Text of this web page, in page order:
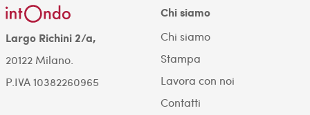
Largo Richini 2/a,
20122 Milano.
P.IVA 10382260965
Chi siamo
Chi siamo
Stampa
Lavora con noi
Contatti